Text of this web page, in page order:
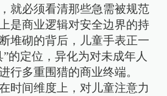
就必须看清那些急需被规范
是商业逻辑对安全边界的持
堆砌的背后，儿童手表正一
的定位，异化为对未成年人
行多重围猎的商业终端。
时间维度上，对儿童注意力